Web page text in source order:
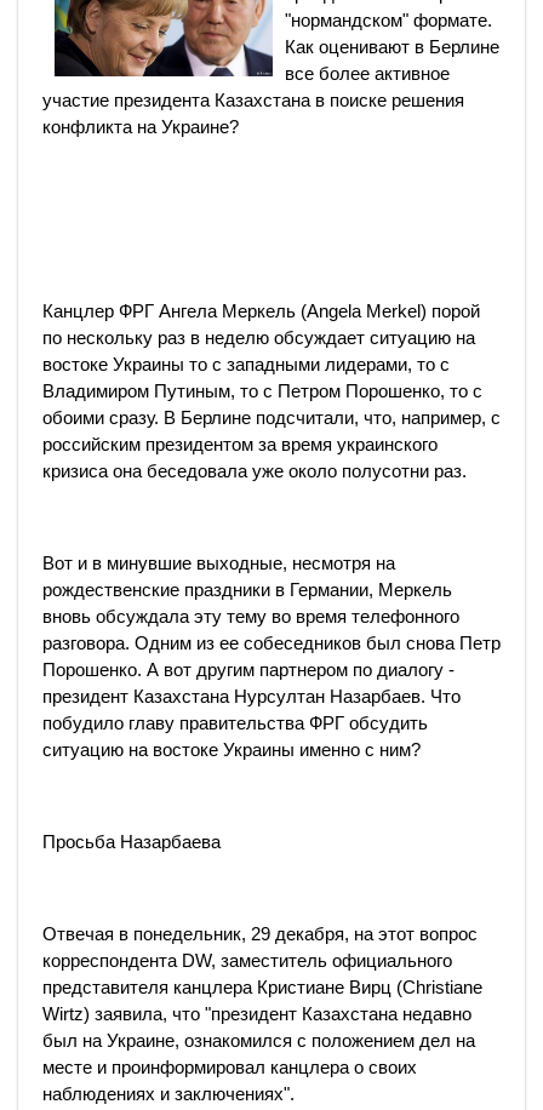
"нормандском" формате.
Как оценивают в Берлине
все более активное
участие президента Казахстана в поиске решения
конфликта на Украине?
Канцлер ФРГ Ангела Меркель (Angela Merkel) порой
по нескольку раз в неделю обсуждает ситуацию на
востоке Украины то с западными лидерами, то с
Владимиром Путиным, то с Петром Порошенко, то с
обоими сразу. В Берлине подсчитали, что, например, с
российским президентом за время украинского
кризиса она беседовала уже около полусотни раз.
Вот и в минувшие выходные, несмотря на
рождественские праздники в Германии, Меркель
вновь обсуждала эту тему во время телефонного
разговора. Одним из ее собеседников был снова Петр
Порошенко. А вот другим партнером по диалогу -
президент Казахстана Нурсултан Назарбаев. Что
побудило главу правительства ФРГ обсудить
ситуацию на востоке Украины именно с ним?
Просьба Назарбаева
Отвечая в понедельник, 29 декабря, на этот вопрос
корреспондента DW, заместитель официального
представителя канцлера Кристиане Вирц (Christiane
Wirtz) заявила, что "президент Казахстана недавно
был на Украине, ознакомился с положением дел на
месте и проинформировал канцлера о своих
наблюдениях и заключениях".